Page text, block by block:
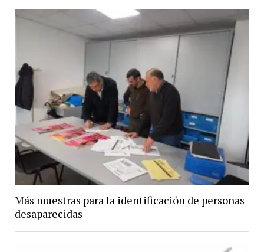
Más muestras para la identificación de personas
desaparecidas